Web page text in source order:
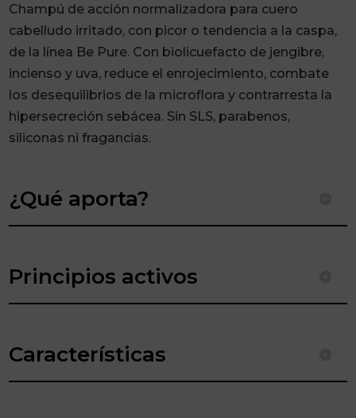
Be
Pure
500ml
cantidad
Champú de acción normalizadora para cuero
cabelludo irritado, con picor o tendencia a la caspa,
de la línea Be Pure. Con biolicuefacto de jengibre,
incienso y uva, reduce el enrojecimiento, combate
los desequilibrios de la microflora y contrarresta la
hipersecreción sebácea. Sin SLS, parabenos,
siliconas nifragancias.
¿Qué aporta?
Principios activos
Características